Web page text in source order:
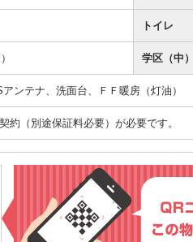
トイレ
学区（中）
ンテナ、洗面台、ＦＦ暖房（灯油）
約（別途保証料必要）が必要です。